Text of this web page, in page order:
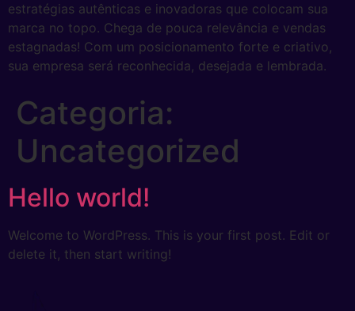
estratégias autênticas e inovadoras que colocam sua
marca no topo. Chega de pouca relevância e vendas
estagnadas! Com um posicionamento forte e criativo,
sua empresa será reconhecida, desejada e lembrada.
Categoria:
Uncategorized
Hello world!
Welcome to WordPress. This is your first post. Edit or
delete it, then start writing!